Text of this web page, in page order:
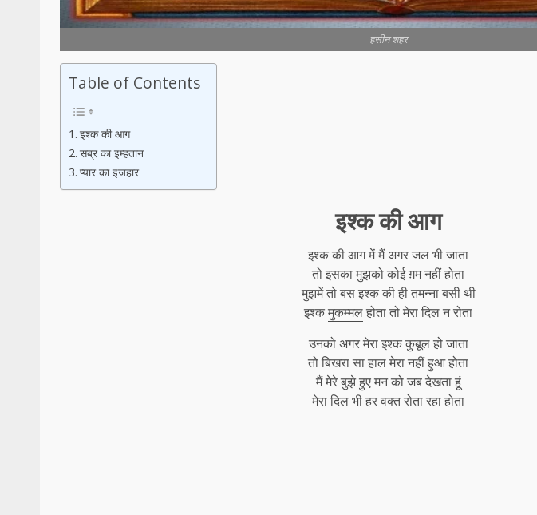
हसीन शहर
Table of Contents
इश्क की आग
सब्र का इम्हतान
प्यार का इजहार
इश्क की आग
इश्क की आग में मैं अगर जल भी जाता
तो इसका मुझको कोई ग़म नहीं होता
मुझमें तो बस इश्क की ही तमन्ना बसी थी
इश्कमुकम्मलहोता तो मेरा दिल न रोता
उनको अगर मेरा इश्क कुबूल हो जाता
तो बिखरा सा हाल मेरा नहीं हुआ होता
मैं मेरे बुझे हुए मन को जब देखता हूं
मेरा दिल भी हर वक्त रोता रहा होता